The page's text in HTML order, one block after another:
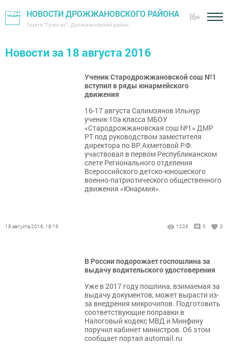
НОВОСТИ ДРОЖЖАНОВСКОГО РАЙОНА
Газета "Туган як" - Дрожжановский район
16+
Новости за 18 августа 2016
Ученик Стародрожжановской сош №1
вступил в ряды юнармейского
движения
16-17 августа Салимзянов Ильнур
ученик 10а класса МБОУ
«Стародрожжановская сош №1» ДМР
РТ под руководством заместителя
директора по ВР Ахметовой Р.Ф.
участвовал в первом Республиканском
слете Регионального отделения
Всероссийского детско-юношеского
военно-патриотического общественного
движения «Юнармия».
18 августа 2016, 18:16 1226 0 0
В России подорожает госпошлина за
выдачу водительского удостоверения
Уже в 2017 году пошлина, взимаемая за
выдачу документов, может вырасти из-
за внедрения микрочипов. Подготовить
соответствующие поправки в
Налоговый кодекс МВД и Минфину
поручил кабинет министров. Об этом
сообщает портал automail.ru